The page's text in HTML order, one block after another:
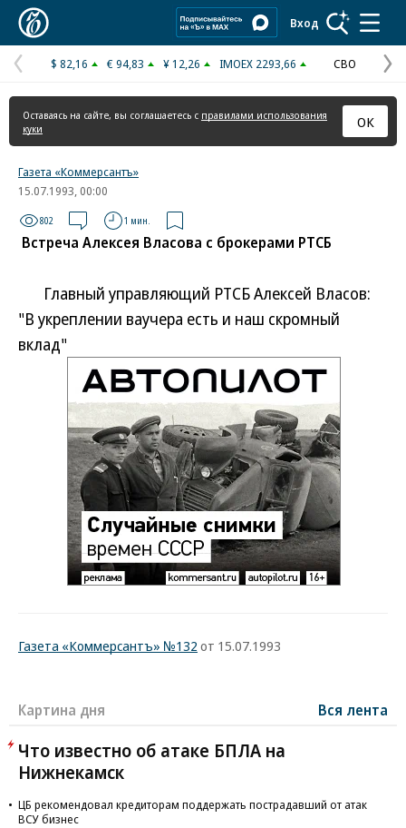
Вход
Предыдущая
страница
$ 82,16 € 94,83 ¥ 12,26 IMOEX 2293,66 СВО
Оставаясь на сайте, вы соглашаетесь с правилами использования
куки
ОК
Газета «Коммерсантъ»
15.07.1993, 00:00
802 1 мин.
Встреча Алексея Власова с брокерами РТСБ
Главный управляющий РТСБ Алексей Власов:
"В укреплении ваучера есть и наш скромный
вклад"
Газета «Коммерсантъ» №132 от 15.07.1993
Картина дня Вся лента
Что известно об атаке БПЛА на
Нижнекамск
ЦБ рекомендовал кредиторам поддержать пострадавший от атак
ВСУ бизнес